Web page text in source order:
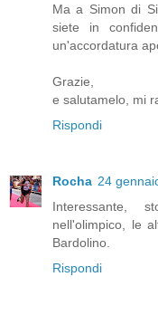
Ma a Simon di
siete in
un'accordatura
Grazie,
e salutamelo, mi
Rispondi
Rocha 24
Interessante,
nell'olimpico, le
Bardolino.
Rispondi